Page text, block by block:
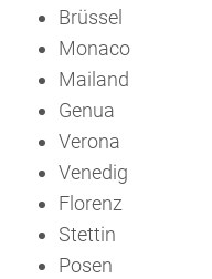
Brüssel
Monaco
Mailand
Genua
Verona
Venedig
Florenz
Stettin
Posen